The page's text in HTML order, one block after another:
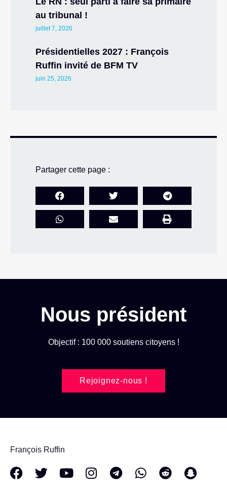
au tribunal !
juillet 7, 2026
Présidentielles 2027 : François
Ruffin invité de BFM TV
juin 25, 2026
Partager cette page :
Nous président
Objectif : 100 000 soutiens citoyens !
Rejoignez-nous !
François Ruffin